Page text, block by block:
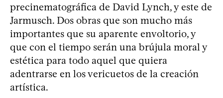
precinematográfica de David Lynch, y este de
Jarmusch. Dos obras que son mucho más
importantes que su aparente envoltorio, y
que con el tiempo serán una brújula moral y
estética para todo aquel que quiera
adentrarse en los vericuetos de la creación
artística.